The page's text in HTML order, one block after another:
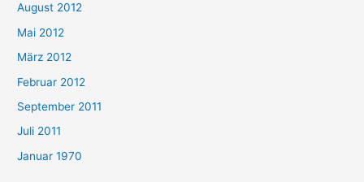
August 2012
Mai 2012
März 2012
Februar 2012
September 2011
Juli 2011
Januar 1970